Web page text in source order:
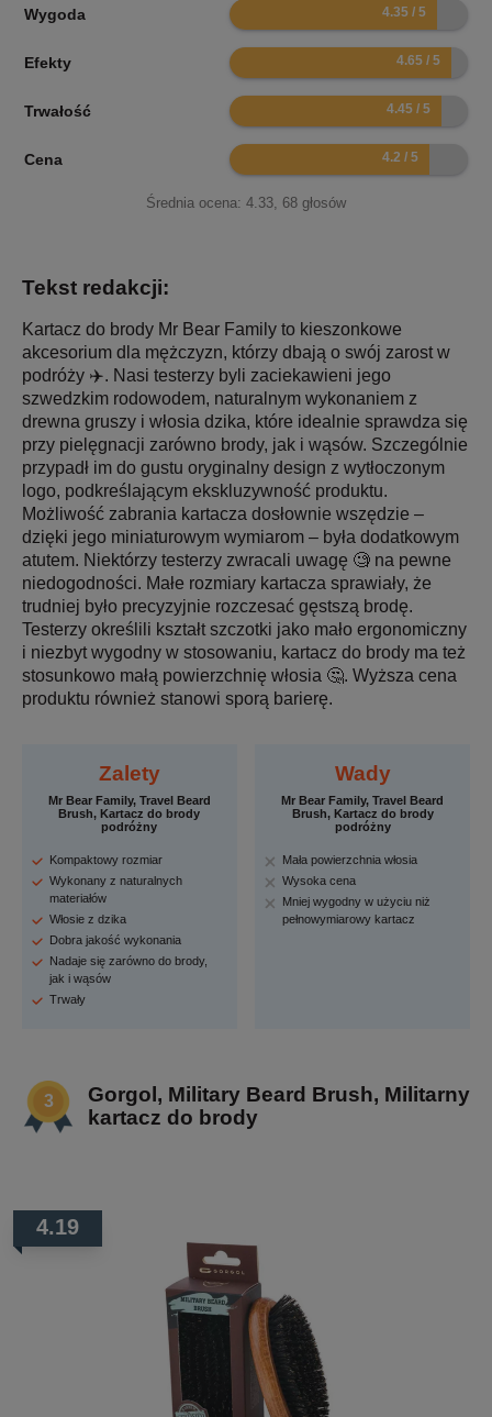
Wygoda 8.7
Efekty 9.3
Trwałość 8.9
Cena 8.4
Średnia ocena: 4.33 68 głosów
Tekst redakcji:
Kartacz do brody Mr Bear Family to kieszonkowe
akcesorium dla mężczyzn, którzy dbają o swój zarost w
podróży ✈️. Nasi testerzy byli zaciekawieni jego
szwedzkim rodowodem, naturalnym wykonaniem z
drewna gruszy i włosia dzika, które idealnie sprawdza się
przy pielęgnacji zarówno brody, jak i wąsów. Szczególnie
przypadł im do gustu oryginalny design z wytłoczonym
logo, podkreślającym ekskluzywność produktu.
Możliwość zabrania kartacza dosłownie wszędzie –
dzięki jego miniaturowym wymiarom – była dodatkowym
atutem. Niektórzy testerzy zwracali uwagę 🧐 na pewne
niedogodności. Małe rozmiary kartacza sprawiały, że
trudniej było precyzyjnie rozczesać gęstszą brodę.
Testerzy określili kształt szczotki jako mało ergonomiczny
i niezbyt wygodny w stosowaniu, kartacz do brody ma też
stosunkowo małą powierzchnię włosia 🤔. Wyższa cena
produktu również stanowi sporą barierę.
Zalety
Mr Bear Family, Travel Beard
Brush, Kartacz do brody
podróżny
Kompaktowy rozmiar
Wykonany z naturalnych
materiałów
Włosie z dzika
Dobra jakość wykonania
Nadaje się zarówno do brody,
jak i wąsów
Trwały
Wady
Mr Bear Family, Travel Beard
Brush, Kartacz do brody
podróżny
Mała powierzchnia włosia
Wysoka cena
Mniej wygodny w użyciu niż
pełnowymiarowy kartacz
Gorgol, Military Beard Brush, Militarny
kartacz do brody
4.19